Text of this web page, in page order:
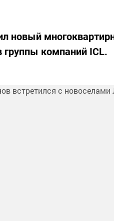
новый
группы компаний ICL.